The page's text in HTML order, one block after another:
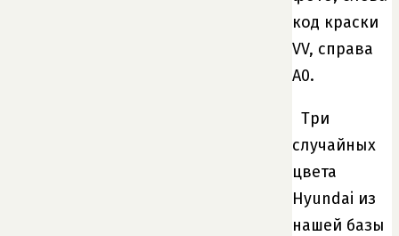
код краски
VV, справа
A0.
Три
случайных
цвета
Hyundai из
нашей базы